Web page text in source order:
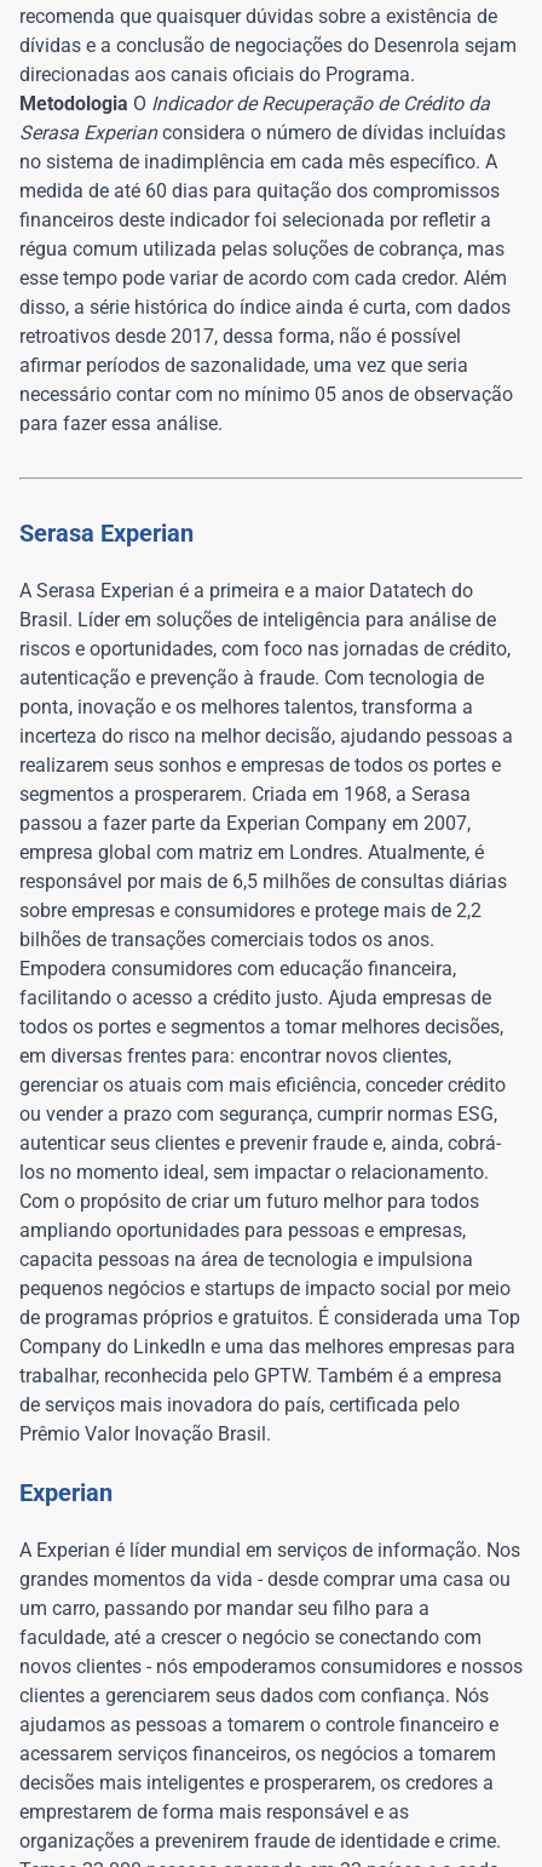
recomenda que quaisquer dúvidas sobre a existência de
dívidas e a conclusão de negociações do Desenrola sejam
direcionadas aos canais oficiais do Programa.
Metodologia O Indicador de Recuperação de Crédito da
Serasa Experianconsidera o número de dívidas incluídas
no sistema de inadimplência em cada mês específico. A
medida de até 60 dias para quitação dos compromissos
financeiros deste indicador foi selecionada por refletir a
régua comum utilizada pelas soluções de cobrança, mas
esse tempo pode variar de acordo com cada credor. Além
disso, a série histórica do índice ainda é curta, com dados
retroativos desde 2017, dessa forma, não é possível
afirmar períodos de sazonalidade, uma vez que seria
necessário contar com no mínimo 05 anos de observação
para fazer essa análise.
Serasa Experian
A Serasa Experian é a primeira e a maior Datatech do
Brasil. Líder em soluções de inteligência para análise de
riscos e oportunidades, com foco nas jornadas de crédito,
autenticação e prevenção à fraude. Com tecnologia de
ponta, inovação e os melhores talentos, transforma a
incerteza do risco na melhor decisão, ajudando pessoas a
realizarem seus sonhos e empresas de todos os portes e
segmentos a prosperarem. Criada em 1968, a Serasa
passou a fazer parte da Experian Company em 2007,
empresa global com matriz em Londres. Atualmente, é
responsável por mais de 6,5 milhões de consultas diárias
sobre empresas e consumidores e protege mais de 2,2
bilhões de transações comerciais todos os anos.
Empodera consumidores com educação financeira,
facilitando o acesso a crédito justo. Ajuda empresas de
todos os portes e segmentos a tomar melhores decisões,
em diversas frentes para: encontrar novos clientes,
gerenciar os atuais com mais eficiência, conceder crédito
ou vender a prazo com segurança, cumprir normas ESG,
autenticar seus clientes e prevenir fraude e, ainda, cobrá-
los no momento ideal, sem impactar o relacionamento.
Com o propósito de criar um futuro melhor para todos
ampliando oportunidades para pessoas e empresas,
capacita pessoas na área de tecnologia e impulsiona
pequenos negócios e startups de impacto social por meio
de programas próprios e gratuitos. É considerada uma Top
Company do LinkedIn e uma das melhores empresas para
trabalhar, reconhecida pelo GPTW. Também é a empresa
de serviços mais inovadora do país, certificada pelo
Prêmio Valor Inovação Brasil.
Experian
A Experian é líder mundial em serviços de informação. Nos
grandes momentos da vida - desde comprar uma casa ou
um carro, passando por mandar seu filho para a
faculdade, até a crescer o negócio se conectando com
novos clientes - nós empoderamos consumidores e nossos
clientes a gerenciarem seus dados com confiança. Nós
ajudamos as pessoas a tomarem o controle financeiro e
acessarem serviços financeiros, os negócios a tomarem
decisões mais inteligentes e prosperarem, os credores a
emprestarem de forma mais responsável e as
organizações a prevenirem fraude de identidade e crime.